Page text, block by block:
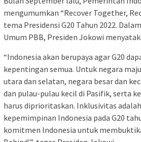
mengumumkan “Recover Together,
tema Presidensi G20 Tahun 2022.
Umum PBB, Presiden Jokowi
“Indonesia akan berupaya agar G20
kepentingan semua. Untuk negara
utara dan selatan, negara besar dan
dan pulau-pulau kecil di Pasifik, serta
harus diprioritaskan. Inklusivitas
kepemimpinan Indonesia pada G20
komitmen Indonesia untuk